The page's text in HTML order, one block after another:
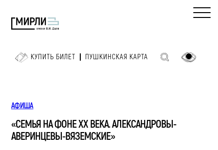
КУПИТЬ БИЛЕТ ПУШКИНСКАЯ КАРТА
АФИША
«СЕМЬЯ НА ФОНЕ ХХ ВЕКА. АЛЕКСАНДРОВЫ-
АВЕРИНЦЕВЫ-ВЯЗЕМСКИЕ»